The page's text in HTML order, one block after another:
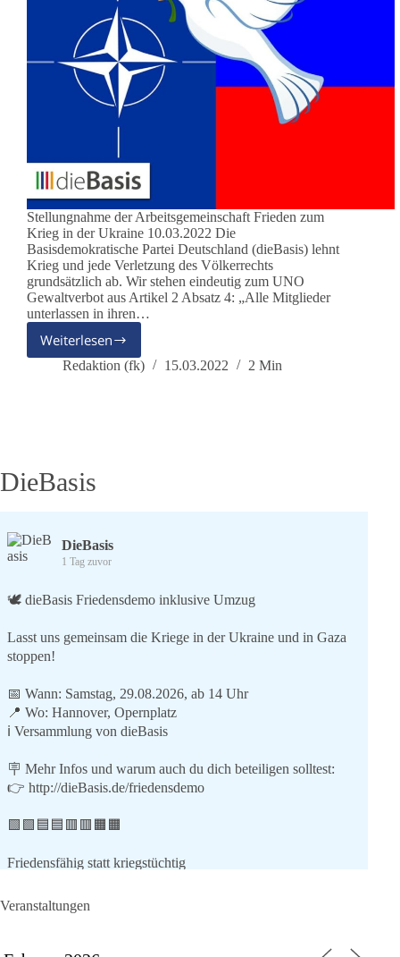
Stellungnahme der Arbeitsgemeinschaft Frieden zum
Krieg in der Ukraine 10.03.2022 Die
Basisdemokratische Partei Deutschland (dieBasis) lehnt
Krieg und jede Verletzung des Völkerrechts
grundsätzlich ab. Wir stehen eindeutig zum UNO
Gewaltverbot aus Artikel 2 Absatz 4: „Alle Mitglieder
unterlassen in ihren…
Weiterlesen
AG
Frieden:
Ukraine
Redaktion (fk) 15.03.2022 2 Min
DieBasis
DieBasis
1 Tag zuvor
🕊 dieBasis Friedensdemo inklusive Umzug
Lasst uns gemeinsam die Kriege in der Ukraine und in Gaza
stoppen!
📅 Wann: Samstag, 29.08.2026, ab 14 Uhr
📍 Wo: Hannover, Opernplatz
ℹ️ Versammlung von dieBasis
🪧 Mehr Infos und warum auch du dich beteiligen solltest:
👉 http://dieBasis.de/friedensdemo
🟩🟩🟦🟦🟥🟥🟧🟧
Friedensfähig statt kriegstüchtig
Wir stehen für
Veranstaltungen